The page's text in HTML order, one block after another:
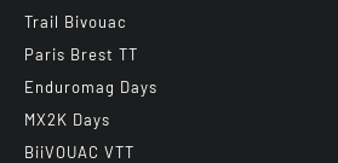
Trail Bivouac
Paris Brest TT
Enduromag Days
MX2K Days
BiiVOUAC VTT